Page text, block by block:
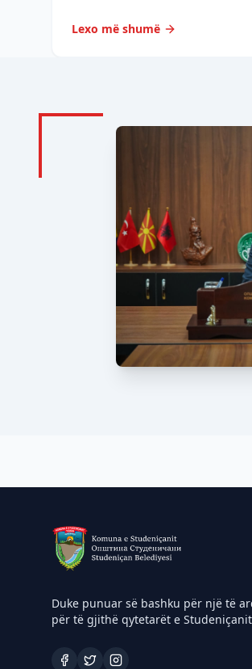
Lexo më shumë
Duke punuar së bashku për një të
për të gjithë qytetarët e